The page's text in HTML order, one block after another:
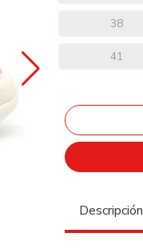
38
41
Descripción